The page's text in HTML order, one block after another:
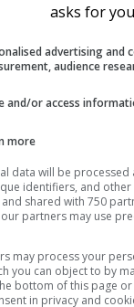
asks for
advertising and
audience
and/or access
more
data will be
identifiers, and
and shared with 750
our partners may use
may process your
you can object to by
bottom of this page
in privacy and